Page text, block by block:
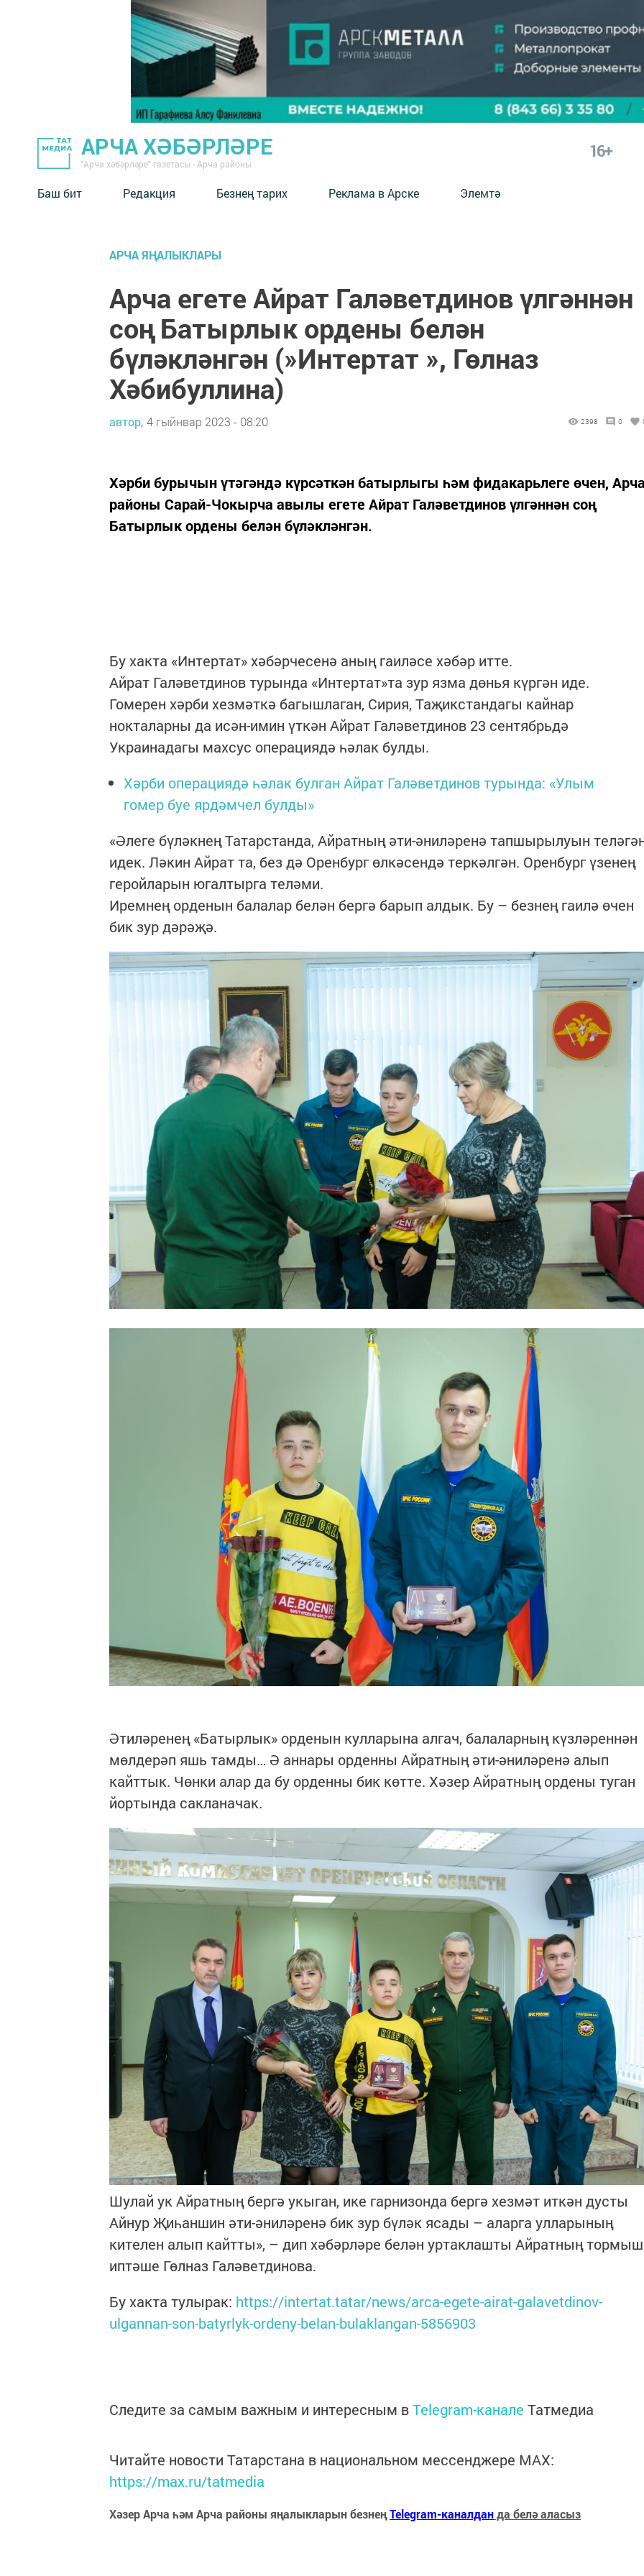
АРЧА ХӘБӘРЛӘРЕ
"Арча хәбәрләре" газетасы - Арча районы
16+
Баш бит Редакция Безнең тарих Реклама в Арске Элемтә
АРЧА ЯҢАЛЫКЛАРЫ
Арча егете Айрат Галәветдинов үлгәннән
соң Батырлык ордены белән
бүләкләнгән (»Интертат », Гөлназ
Хәбибуллина)
автор, 4 гыйнвар 2023 - 08:20 2398 0
Хәрби бурычын үтәгәндә күрсәткән батырлыгы һәм фидакарьлеге өчен,
районы Сарай-Чокырча авылы егете Айрат Галәветдинов үлгәннән соң
Батырлык ордены белән бүләкләнгән.
Бу хакта «Интертат» хәбәрчесенә аның гаиләсе хәбәр итте.
Айрат Галәветдинов турында «Интертат»та зур язма дөнья күргән иде.
Гомерен хәрби хезмәткә багышлаган, Сирия, Таҗикстандагы кайнар
нокталарны да исән-имин үткән Айрат Галәветдинов 23 сентябрьдә
Украинадагы махсус операциядә һәлак булды.
Хәрби операциядә һәлак булган Айрат Галәветдинов турында: «Улым
гомер буе ярдәмчел булды»
«Әлеге бүләкнең Татарстанда, Айратның әти-әниләренә тапшырылуын
идек. Ләкин Айрат та, без дә Оренбург өлкәсендә теркәлгән. Оренбург үзенең
геройларын югалтырга теләми.
Иремнең орденын балалар белән бергә барып алдык. Бу – безнең гаилә өчен
бик зур дәрәҗә.
Әтиләренең «Батырлык» орденын кулларына алгач, балаларның күзләреннән
мөлдерәп яшь тамды… Ә аннары орденны Айратның әти-әниләренә алып
кайттык. Чөнки алар да бу орденны бик көтте. Хәзер Айратның ордены туган
йортында сакланачак.
Шулай ук Айратның бергә укыган, ике гарнизонда бергә хезмәт иткән дусты
Айнур Җиһаншин әти-әниләренә бик зур бүләк ясады – аларга улларының
кителен алып кайтты», – дип хәбәрләре белән уртаклашты Айратның тормыш
иптәше Гөлназ Галәветдинова.
Бу хакта тулырак: https://intertat.tatar/news/arca-egete-airat-galavetdinov-
ulgannan-son-batyrlyk-ordeny-belan-bulaklangan-5856903
Следите за самым важным и интересным вTelegram-канале Татмедиа
Читайте новости Татарстана в национальном мессенджере MАХ:
https://max.ru/tatmedia
Хәзер Арча һәм Арча районы яңалыкларын безнеңTelegram-каналданда белә аласыз